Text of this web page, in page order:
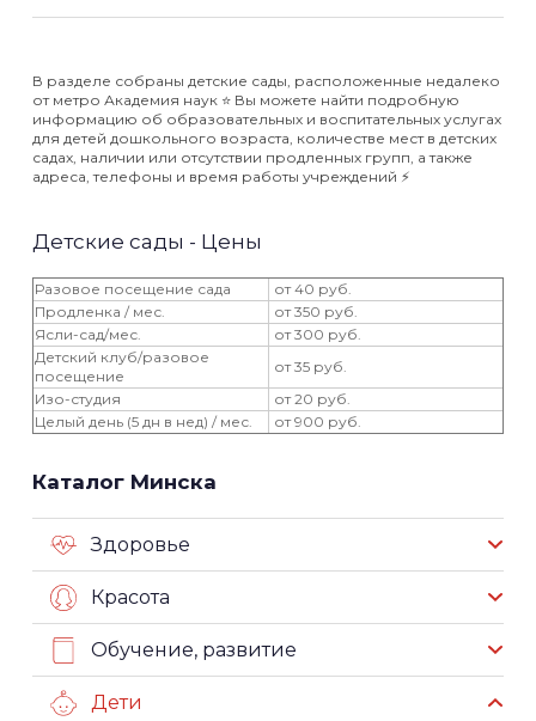
В разделе собраны детские сады, расположенные недалеко
от метро Академия наук ⭐️ Вы можете найти подробную
информацию об образовательных и воспитательных услугах
для детей дошкольного возраста, количестве мест в детских
садах, наличии или отсутствии продленных групп, а также
адреса, телефоны и время работы учреждений ⚡️
Детские сады - Цены
Разовое посещение сада
от 40 руб.
Продленка / мес.
от 350 руб.
Ясли-сад/мес.
от 300 руб.
Детский клуб/разовое
посещение
от 35 руб.
Изо-студия
от 20 руб.
Целый день (5 дн в нед) / мес.
от 900 руб.
Каталог Минска
Здоровье
Красота
Обучение, развитие
Дети